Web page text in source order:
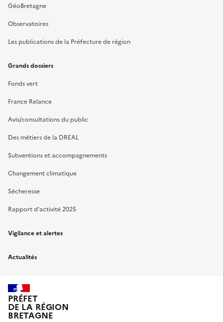
GéoBretagne
Observatoires
Les publications de la Préfecture de région
Grands dossiers
Fonds vert
France Relance
Avis/consultations du public
Des métiers de la DREAL
Subventions et accompagnements
Changement climatique
Sécheresse
Rapport d’activité 2025
Vigilance et alertes
Actualités
PRÉFET
DE LA RÉGION
BRETAGNE